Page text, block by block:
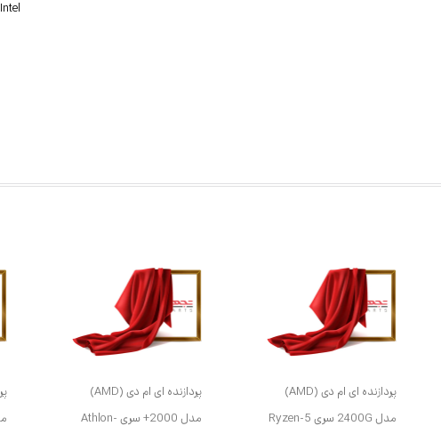
Intel
پردازنده ای ام دی (AMD)
مدل 2400G سری Ryzen-5
پردازنده ای ام دی (AMD)
مدل 2000+ سری Athlon-